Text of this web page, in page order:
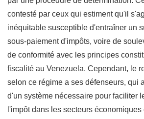
contesté par ceux qui estiment qu'il
inéquitable susceptible d'entraîner un
sous-paiement d'impôts, voire de
de conformité avec les principes
fiscalité au Venezuela. Cependant, le
selon ce régime a ses défenseurs, qui
d'un système nécessaire pour faciliter
l'impôt dans les secteurs